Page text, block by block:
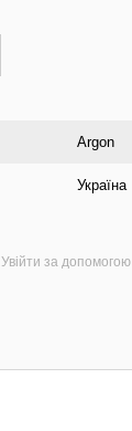
Argon
Україна
Увійти за допомогою